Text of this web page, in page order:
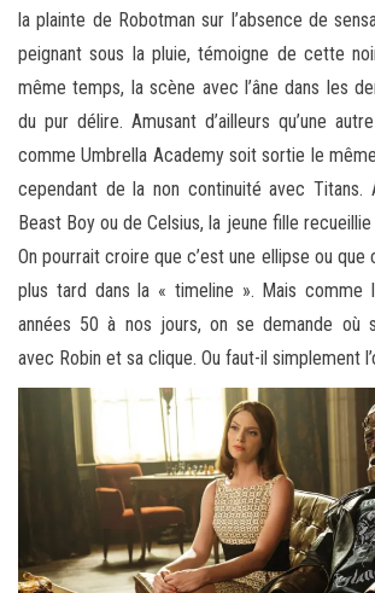
la plainte de Robotman sur l’absence de
peignant sous la pluie, témoigne de cette
même temps, la scène avec l’âne dans les
du pur délire. Amusant d’ailleurs qu’une
comme Umbrella Academy soit sortie le
cependant de la non continuité avec Titans.
Beast Boy ou de Celsius, la jeune fille
On pourrait croire que c’est une ellipse ou
plus tard dans la « timeline ». Mais comme
années 50 à nos jours, on se demande où
avec Robin et sa clique. Ou faut-il simplement